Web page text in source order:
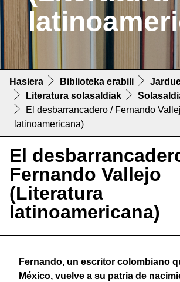
Hasiera Biblioteka erabili
Literatura solasaldiak
El desbarrancadero / Fernando
latinoamericana)
El
Fernando Vallejo
(Literatura
latinoamericana)
Fernando, un escritor colombiano
México, vuel ve a su patria de